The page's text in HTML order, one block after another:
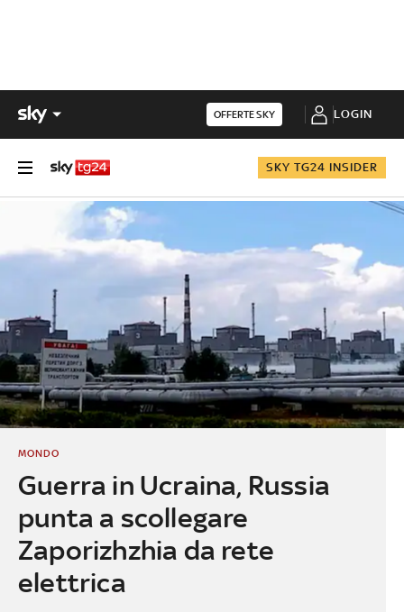
OFFERTE SKY LOGIN
SKY TG24 INSIDER
Guerra in Ucraina, Russia
punta a scollegare
Zaporizhzhia da rete
elettrica
MONDO